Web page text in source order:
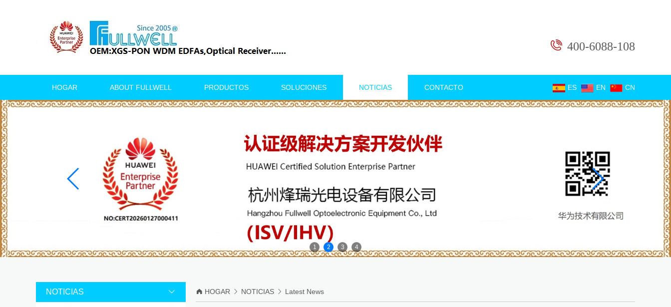
400-6088-108
HOGAR ABOUT FULLWELL PRODUCTOS SOLUCIONES NOTICIAS CONTACTO ES EN CN
1 2 3 4

NOTICIAS  HOGAR  NOTICIAS  Latest News